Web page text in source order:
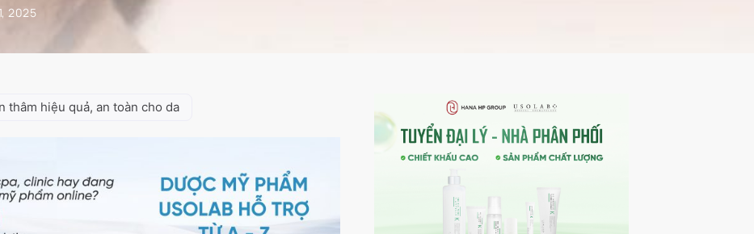
2025
thâm hiệu quả, an toàn cho da